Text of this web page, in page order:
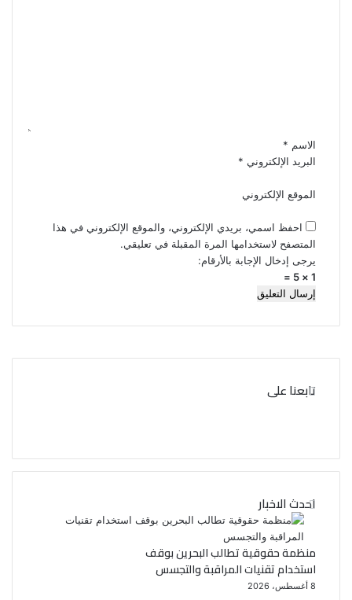
الاسم *
البريد الإلكتروني *
الموقع الإلكتروني
احفظ اسمي، بريدي الإلكتروني، والموقع الإلكتروني في هذا
المتصفح لاستخدامها المرة المقبلة في تعليقي.
يرجى إدخال الإجابة بالأرقام:
1 × 5 =
تابعنا على
ك
احدث الاخبار
منظمة حقوقية تطالب البحرين بوقف
استخدام تقنيات المراقبة والتجسس
8 أغسطس، 2026